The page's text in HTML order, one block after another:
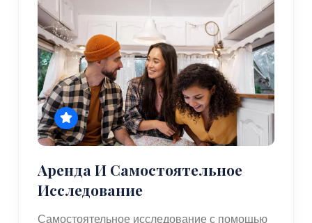
Аренда И Самостоятельное
Исследование
Самостоятельное исследование с помощью